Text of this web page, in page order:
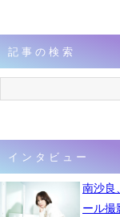
記事の検索
インタビュー
南沙良
ール撮